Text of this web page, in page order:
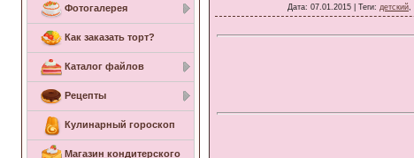
Фотогалерея
Как заказать торт?
Каталог файлов
Рецепты
Кулинарный гороскоп
Магазин кондитерского
Дата: 07.01.2015 | Теги: детский